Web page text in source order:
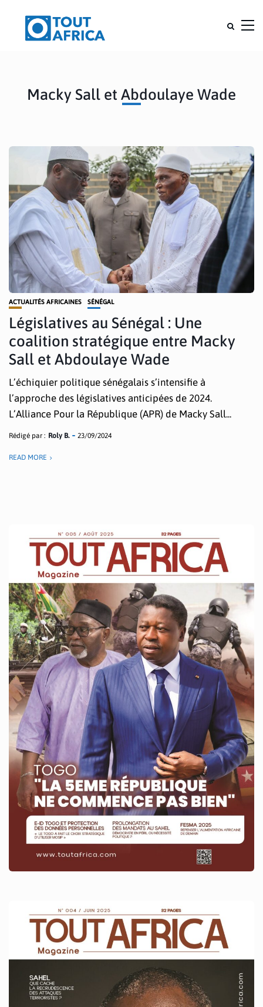
Macky Sall et Abdoulaye Wade
ACTUALITÉS AFRICAINES SÉNÉGAL
Législatives au Sénégal : Une
coalition stratégique entre Macky
Sall et Abdoulaye Wade
L’échiquier politique sénégalais s’intensifie à
l’approche des législatives anticipées de 2024.
L’Alliance Pour la République (APR) de Macky Sall...
Rédigé par : Roly B. 23/09/2024
READ MORE